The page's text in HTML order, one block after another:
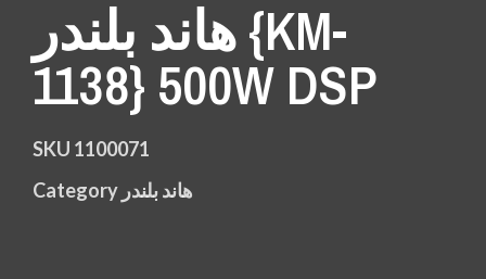
هاند بلندر {KM-
1138} 500W DSP
SKU 1100071
Category هاند بلندر